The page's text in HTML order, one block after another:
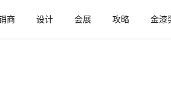
商 设计 会展 攻略 金漆